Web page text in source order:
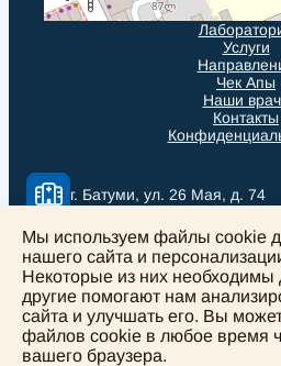
Услуги
Чек Апы
Наши
Контакты
г. Батуми, ул. 26 Мая, д. 74
solomedinfo@gmail.com
+995555774400
Мы используем файлы cookie
нашего сайта и
Некоторые из них необходимы
другие помогают нам
сайта и улучшать его. Вы
файлов cookie в любое время
вашего браузера.